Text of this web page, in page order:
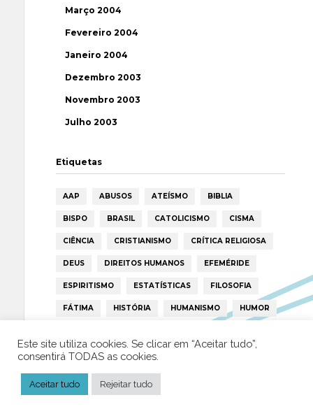
Março 2004
Fevereiro 2004
Janeiro 2004
Dezembro 2003
Novembro 2003
Julho 2003
Etiquetas
AAP ABUSOS ATEÍSMO BIBLIA
BISPO BRASIL CATOLICISMO CISMA
CIÊNCIA CRISTIANISMO CRÍTICA RELIGIOSA
DEUS DIREITOS HUMANOS EFEMÉRIDE
ESPIRITISMO ESTATÍSTICAS FILOSOFIA
FÁTIMA HISTÓRIA HUMANISMO HUMOR
JESUS LAICIDADE
LIVRE-PENSAMENTO
MORAL MULHER
Este site utiliza cookies. Se clicar em “Aceitar tudo”,
consentirá TODAS as cookies.
Aceitar tudo Rejeitar tudo